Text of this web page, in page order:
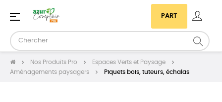
PART
Basculer
navigation
☰
Nos Produits Pro
Espaces Verts et Paysage
Aménagements paysagers
Piquets bois, tuteurs, échalas